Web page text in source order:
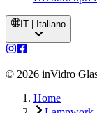
IT | Italiano
© 2026 inVidro
Home